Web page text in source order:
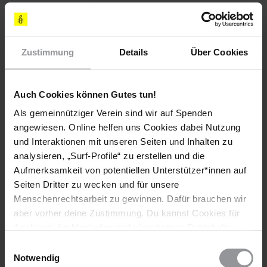
Zustimmung Details Über Cookies
Auch Cookies können Gutes tun!
Als gemeinnütziger Verein sind wir auf Spenden
angewiesen. Online helfen uns Cookies dabei Nutzung
und Interaktionen mit unseren Seiten und Inhalten zu
analysieren, „Surf-Profile“ zu erstellen und die
Aufmerksamkeit von potentiellen Unterstützer*innen auf
Seiten Dritter zu wecken und für unsere
Menschenrechtsarbeit zu gewinnen. Dafür brauchen wir
aber vorher deine Zustimmung. Du kannst Cookies für
wieder ändern. Diesen Banner kannst Du über den Link
Notwendig
LÄNDER
Guinea
DATUM
28. November 2025
Setzt euch für Oumar Sylla und Mamadou Billo Bah
ein!
Diese Aktion ist beendet. Hier geht es zu aktuellen
Briefen gegen das Vergessen. Handle sofort!
Premierminister